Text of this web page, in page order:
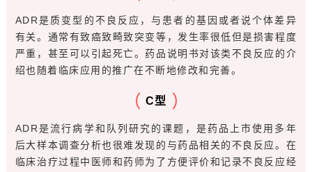
ADR是质变型的不良反应，与患者的基因或者说个体差异
有关。通常有致癌致畸致突变等，发生率很低但是损害程度
严重，甚至可以引起死亡。药品说明书对该类不良反应的介
绍也随着临床应用的推广在不断地修改和完善。
C型
ADR是流行病学和队列研究的课题，是药品上市使用多年
后大样本调查分析也很难发现的与药品相关的不良反应。在
临床治疗过程中医师和药师为了方便评价和记录不良反应经